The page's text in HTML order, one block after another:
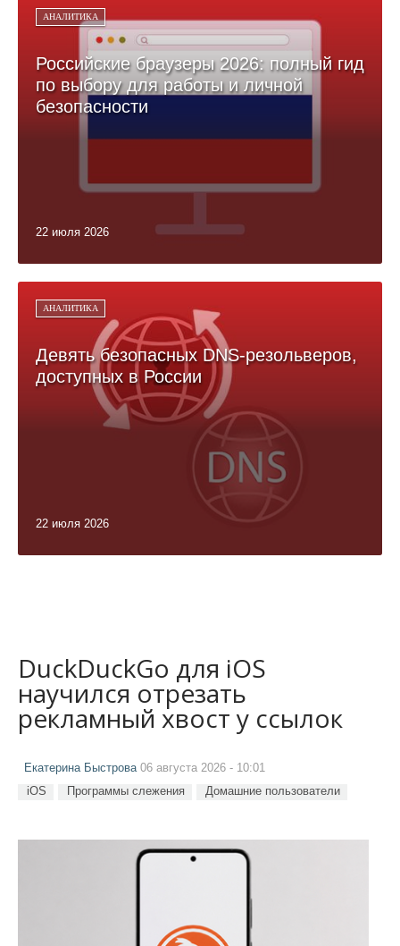
АНАЛИТИКА
Российские браузеры 2026: полный гид
по выбору для работы и личной
безопасности
22 июля 2026
АНАЛИТИКА
Девять безопасных DNS-резольверов,
доступных в России
22 июля 2026
DuckDuckGo для iOS
научился отрезать
рекламный хвост у ссылок
Екатерина Быстрова06 августа 2026 - 10:01
iOS Программы слежения Домашние пользователи